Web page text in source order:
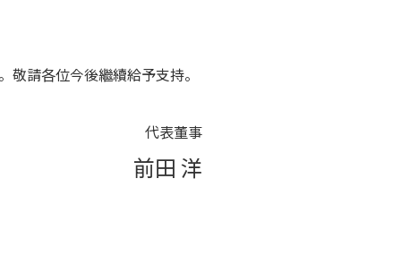
請各位今後繼續給予支持。
代表董事
前田 洋